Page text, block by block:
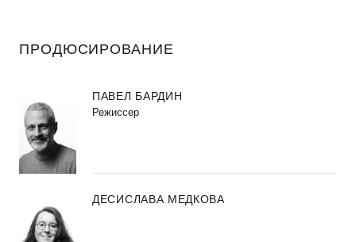
ПРОДЮСИРОВАНИЕ
ПАВЕЛ БАРДИН
Режиссер
ДЕСИСЛАВА МЕДКОВА